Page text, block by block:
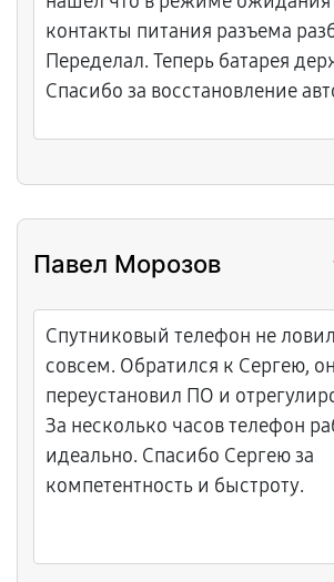
контакты питания разъема
Переделал. Теперь батарея
Спасибо за восстановление
Павел Морозов
Спутниковый телефон не
совсем. Обратился к Сергею, он
переустановил ПО и
За несколько часов телефон
идеально. Спасибо Сергею за
компетентность и быстроту.